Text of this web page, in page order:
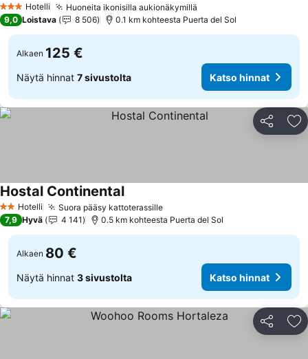
3 Tähtiluokitus
Hotelli Huoneita ikonisilla aukionäkymillä
9,0 Loistava 8 506 0.1 km kohteesta Puerta del Sol
Alkaen 125 €
Näytä hinnat 7 sivustolta Katso hinnat
Jaa
2 Tähtiluokitus
Hotelli Suora pääsy kattoterassilleKatso hinnat
Hostal ContinentalKatso hinnat
7,9 Hyvä 4 141 0.5 km kohteesta Puerta del Sol
Alkaen 80 €
Näytä hinnat 3 sivustolta Katso hinnat
Jaa